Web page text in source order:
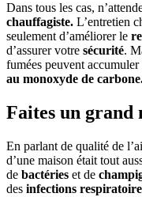
Dans tous les cas,
chauffagiste. L’entretien
seulement d’améliorer le
d’assurer votre sécurité.
fumées peuvent accumuler
au monoxyde de
Faites un grand
En parlant de qualité de
d’une maison était tout
de bactéries et de
des infections